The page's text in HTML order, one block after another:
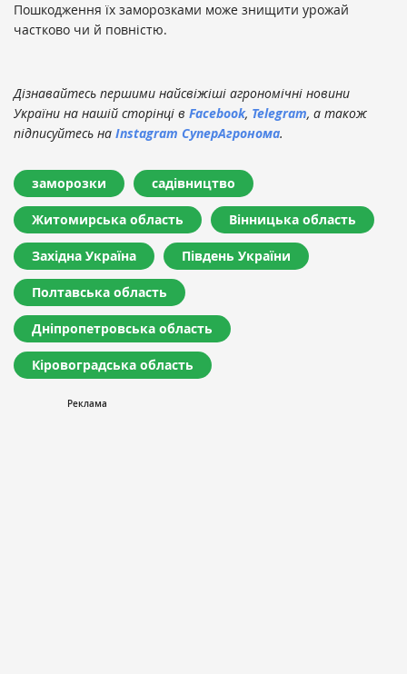
Пошкодження їх заморозками може знищити урожай
частково чи й повністю.
Дізнавайтесь першими найсвіжіші агрономічні новини
України на нашій сторінці в Facebook, Telegram, а також
підписуйтесь на Instagram СуперАгронома.
заморозки садівництво
Житомирська область Вінницька область
Західна Україна Південь України
Полтавська область
Дніпропетровська область
Кіровоградська область